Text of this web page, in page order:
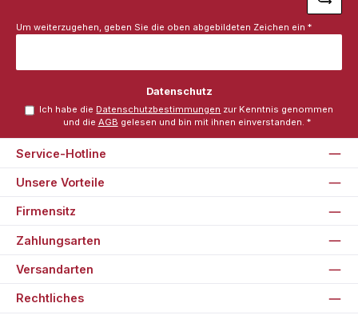
Um weiterzugehen, geben Sie die oben abgebildeten Zeichen ein *
Datenschutz
Ich habe die Datenschutzbestimmungen zur Kenntnis genommen
und die AGB gelesen und bin mit ihnen einverstanden. *
Service-Hotline
Rechtliches
Unsere Vorteile
Firmensitz
Zahlungsarten
Versandarten